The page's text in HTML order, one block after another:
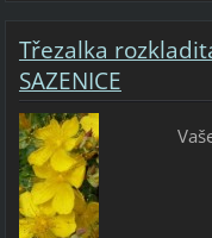
Třezalka
SAZENICE